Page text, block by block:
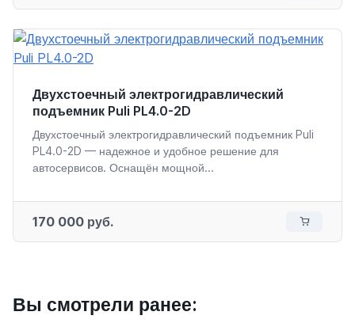
Двухстоечный электрогидравлический
подъемник Puli PL4.0-2D
Двухстоечный электрогидравлический подъемник Puli
PL4.0-2D — надежное и удобное решение для
автосервисов. Оснащён мощной...
170 000 руб.
Вы смотрели ранее: